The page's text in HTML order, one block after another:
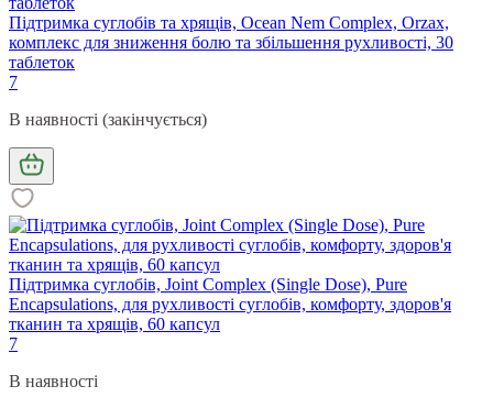
Підтримка суглобів та хрящів, Ocean Nem Complex, Orzax,
комплекс для зниження болю та збільшення рухливості, 30
таблеток
7
В наявності (закінчується)
Підтримка суглобів, Joint Complex (Single Dose), Pure
Encapsulations, для рухливості суглобів, комфорту, здоров'я
тканин та хрящів, 60 капсул
7
В наявності